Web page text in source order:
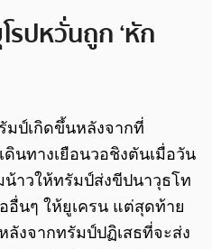
รปหวั่นถูก ‘หัก
มป์เกิดขึ้นหลังจากที่
ดินทางเยือนวอชิงตันเมื่อวัน
าวให้ทรัมป์ส่งขีปนาวุธโท
อื่นๆ ให้ยูเครน แต่สุดท้าย
ลังจากทรัมป์ปฏิเสธที่จะส่ง